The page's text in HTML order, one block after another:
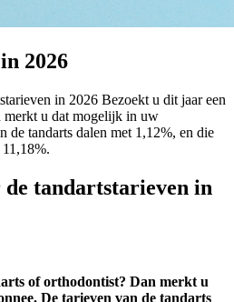
2026
in 2026 Bezoekt u dit jaar een
merkt u dat mogelijk in uw
de tandarts dalen met 1,12%, en die
de tandartstarieven in
of orthodontist? Dan merkt u
De tarieven van de tandarts